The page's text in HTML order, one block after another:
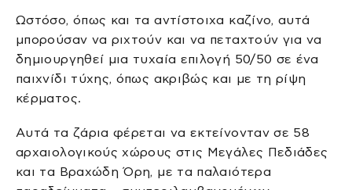
Ωστόσο, όπως και τα αντίστοιχα καζίνο, αυτά
μπορούσαν να ριχτούν και να πεταχτούν για να
δημιουργηθεί μια τυχαία επιλογή 50/50 σε ένα
παιχνίδι τύχης, όπως ακριβώς και με τη ρίψη
κέρματος.
Αυτά τα ζάρια φέρεται να εκτείνονταν σε 58
αρχαιολογικούς χώρους στις Μεγάλες Πεδιάδες
και τα Βραχώδη Όρη, με τα παλαιότερα